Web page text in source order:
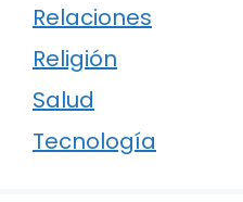
Relaciones
Religión
Salud
Tecnología